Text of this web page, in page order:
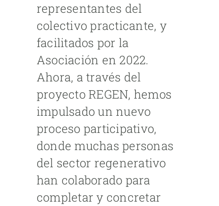
representantes del
colectivo practicante, y
facilitados por la
Asociación en 2022.
Ahora, a través del
proyecto REGEN, hemos
impulsado un nuevo
proceso participativo,
donde muchas personas
del sector regenerativo
han colaborado para
completar y concretar